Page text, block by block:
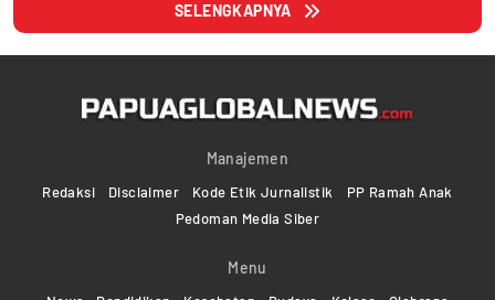
SELENGKAPNYA
Manajemen
Redaksi Disclaimer Kode Etik Jurnalistik
PP Ramah Anak
Pedoman Media Siber
Menu